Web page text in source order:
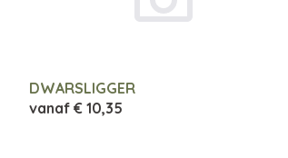
DWARSLIGGER
vanaf € 10,35